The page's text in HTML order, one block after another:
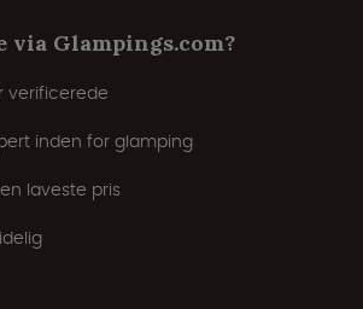
via Glampings.com?
verificerede
inden for glamping
laveste pris